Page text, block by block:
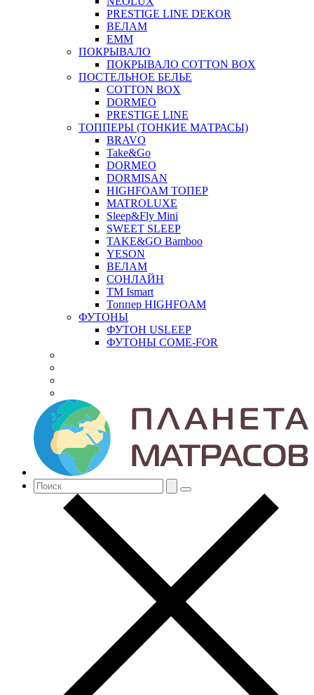
PRESTIGE LINE DEKOR
ВЕЛАМ
ЕММ
ПОКРЫВАЛО
ПОКРЫВАЛО COTTON BOX
ПОСТЕЛЬНОЕ БЕЛЬЕ
COTTON BOX
DORMEO
PRESTIGE LINE
ТОППЕРЫ (ТОНКИЕ МАТРАСЫ)
BRAVO
Take&Go
DORMEO
DORMISAN
HIGHFOAM ТОПЕР
MATROLUXE
Sleep&Fly Mini
SWEET SLEEP
TAKE&GO Bamboo
YESON
ВЕЛАМ
СОНЛАЙН
ТМ Ismart
Топпер HIGHFOAM
ФУТОНЫ
ФУТОН USLEEP
ФУТОНЫ COME-FOR